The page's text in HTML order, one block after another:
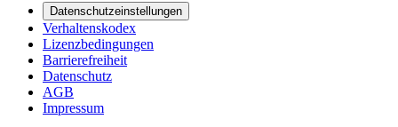
Datenschutzeinstellungen
Verhaltenskodex
Lizenzbedingungen
Barrierefreiheit
Datenschutz
AGB
Impressum